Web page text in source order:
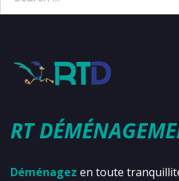
RT
Déménagez en toute